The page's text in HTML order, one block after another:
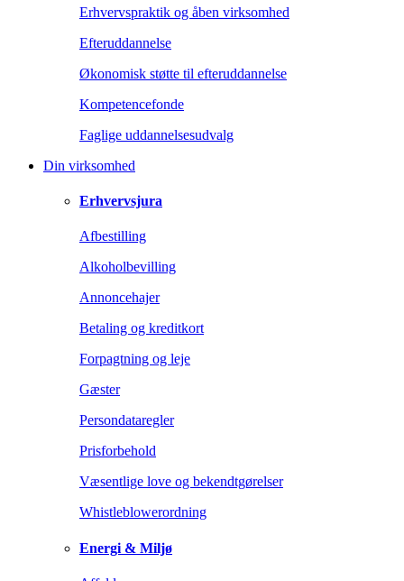
Erhvervspraktik og åben virksomhed
Efteruddannelse
Økonomisk støtte til efteruddannelse
Kompetencefonde
Faglige uddannelsesudvalg
Din virksomhed
Erhvervsjura
Afbestilling
Alkoholbevilling
Annoncehajer
Betaling og kreditkort
Forpagtning og leje
Gæster
Persondataregler
Prisforbehold
Væsentlige love og bekendtgørelser
Whistleblowerordning
Energi & Miljø